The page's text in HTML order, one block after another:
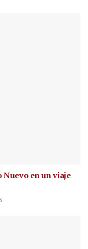
Nuevo en un viaje